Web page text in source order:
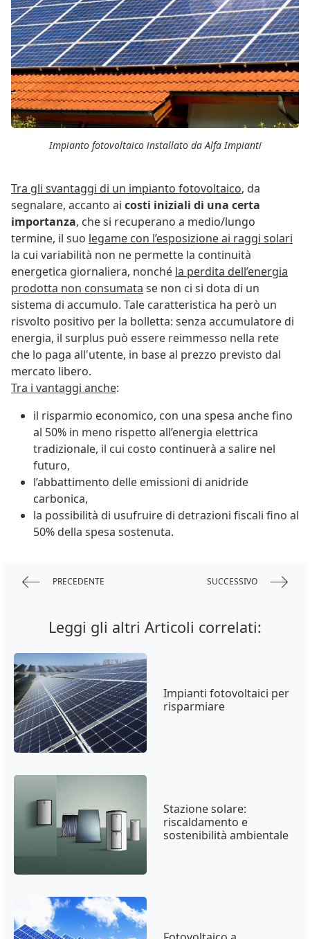
Impianto fotovoltaico installato da Alfa Impianti
Tra gli svantaggi di un impianto fotovoltaico, da
segnalare, accanto ai costi iniziali di una certa
importanza, che si recuperano a medio/lungo
termine, il suo legame con l’esposizione ai raggi solari
la cui variabilità non ne permette la continuità
energetica giornaliera, nonché la perdita dell’energia
prodotta non consumata se non ci si dota di un
sistema di accumulo. Tale caratteristica ha però un
risvolto positivo per la bolletta: senza accumulatore di
energia, il surplus può essere reimmesso nella rete
che lo paga all'utente, in base al prezzo previsto dal
mercato libero.
Tra i vantaggi anche:
il risparmio economico, con una spesa anche fino
al 50% in meno rispetto all’energia elettrica
tradizionale, il cui costo continuerà a salire nel
futuro,
l’abbattimento delle emissioni di anidride
carbonica,
la possibilità di usufruire di detrazioni fiscali fino al
50% della spesa sostenuta.
PRECEDENTE SUCCESSIVO
Leggi gli altri Articoli correlati:
Impianti fotovoltaici per
risparmiare
Stazione solare:
riscaldamento e
sostenibilità ambientale